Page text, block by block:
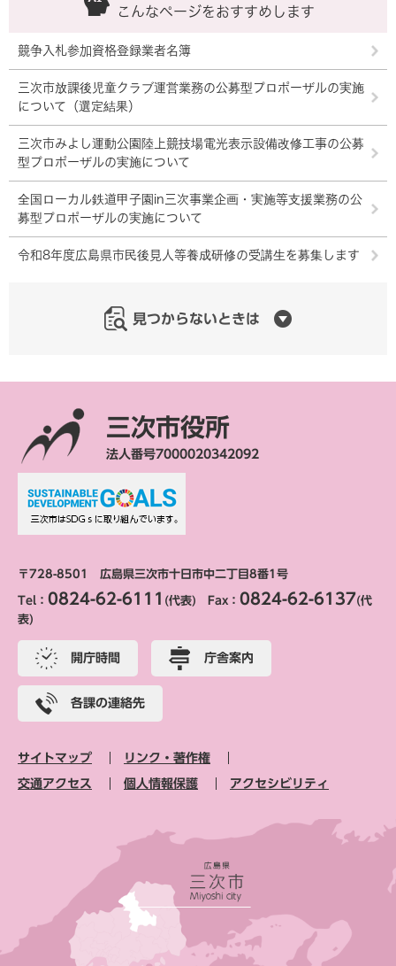
こんなページをおすすめします
競争入札参加資格登録業者名簿
三次市放課後児童クラブ運営業務の公募型プロポーザルの実施
について（選定結果）
三次市みよし運動公園陸上競技場電光表示設備改修工事の公募
型プロポーザルの実施について
全国ローカル鉄道甲子園in三次事業企画・実施等支援業務の公
募型プロポーザルの実施について
令和8年度広島県市民後見人等養成研修の受講生を募集します
見つからないときは
三次市役所
法人番号7000020342092
〒728-8501 広島県三次市十日市中二丁目8番1号
Tel： 0824-62-6111 (代表) Fax： 0824-62-6137(代
表)
開庁時間 庁舎案内
各課の連絡先
サイトマップ リンク・著作権
交通アクセス 個人情報保護 アクセシビリティ